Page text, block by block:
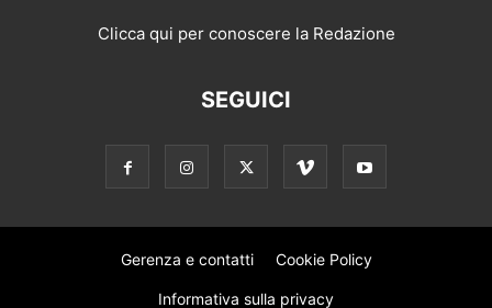
Clicca qui per conoscere la Redazione
SEGUICI
Gerenza e contatti Cookie Policy
Informativa sulla privacy